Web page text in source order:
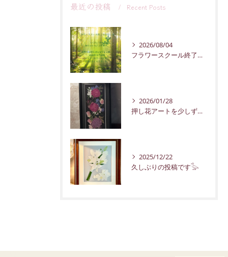
最近の投稿 Recent Posts
2026/08/04
フラワースクール終了のお知らせ
2026/01/28
押し花アートを少しずつ紹介していきます。
2025/12/22
久しぶりの投稿です𓅭